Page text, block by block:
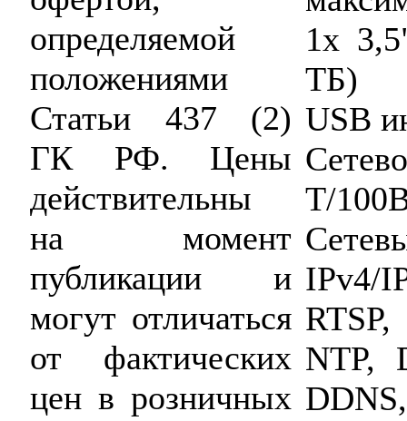
определяемой
положениями
Статьи 437 (2)
ГК РФ. Цены
действительны
на момент
публикации и
могут отличаться
от фактических
цен в розничных
1x
ТБ)
USB
T/
IPv4/
NTP,